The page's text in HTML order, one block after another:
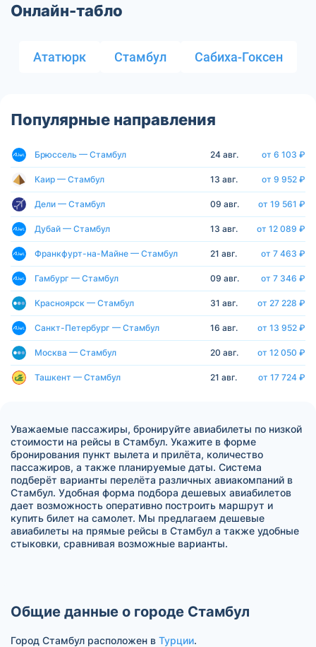
Онлайн-табло
Ататюрк Стамбул Сабиха-Гоксен
Популярные направления
Брюссель — Стамбул 24 авг. от 6 103 ₽
Каир — Стамбул 13 авг. от 9 952 ₽
Дели — Стамбул 09 авг. от 19 561 ₽
Дубай — Стамбул 13 авг. от 12 089 ₽
Франкфурт-на-Майне — Стамбул 21 авг. от 7 463 ₽
Гамбург — Стамбул 09 авг. от 7 346 ₽
Красноярск — Стамбул 31 авг. от 27 228 ₽
Санкт-Петербург — Стамбул 16 авг. от 13 952 ₽
Москва — Стамбул 20 авг. от 12 050 ₽
Ташкент — Стамбул 21 авг. от 17 724 ₽
Уважаемые пассажиры, бронируйте авиабилеты по низкой
стоимости на рейсы в Стамбул. Укажите в форме
бронирования пункт вылета и прилёта, количество
пассажиров, а также планируемые даты. Система
подберёт варианты перелёта различных авиакомпаний в
Стамбул. Удобная форма подбора дешевых авиабилетов
дает возможность оперативно построить маршрут и
купить билет на самолет. Мы предлагаем дешевые
авиабилеты на прямые рейсы в Стамбул а также удобные
стыковки, сравнивая возможные варианты.
Общие данные о городе Стамбул
Город Стамбул расположен в Турции.